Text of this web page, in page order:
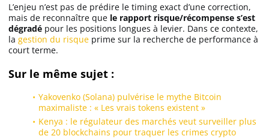
L’enjeu n’est pas de prédire le timing exact d’une correction,
mais de reconnaître que le rapport risque/récompense s’est
dégradé pour les positions longues à levier. Dans ce contexte,
la gestion du risque prime sur la recherche de performance à
court terme.
Sur le même sujet :
Yakovenko (Solana) pulvérise le mythe Bitcoin
maximaliste : « Les vrais tokens existent »
Kenya : le régulateur des marchés veut surveiller plus
de 20 blockchains pour traquer les crimes crypto